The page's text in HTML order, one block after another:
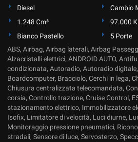
Diesel
Cambio
1.248 Cm³
97.000
Bianco Pastello
5 Porte
ABS, Airbag, Airbag laterali, Airbag
Alzacristalli elettrici, ANDROID AUTO,
condizionata, Autoradio, Autoradio
Boardcomputer, Bracciolo, Cerchi in lega,
Chiusura centralizzata telecomandata,
corsia, Controllo trazione, Cruise Control,
stazionamento elettrico, Immobilizzatore
Isofix, Limitatore di velocità, Luci diurne,
Monitoraggio pressione pneumatici,
stradali, Sensore di luce, Servosterzo,